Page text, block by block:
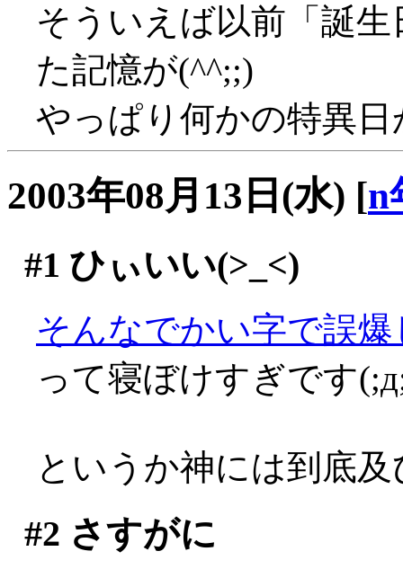
そういえば以前「誕
た記憶が(^^;;)
やっぱり何かの特異
2003年08月13日(水) [n
#1 ひぃいい(>_<)
そんなでかい字で誤
って寝ぼけすぎです
というか神には到底
#2 さすがに